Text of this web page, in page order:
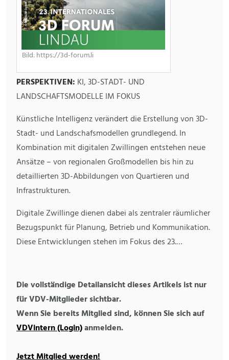
Bild: https://3d-forum.li
PERSPEKTIVEN: KI, 3D-STADT- UND
LANDSCHAFTSMODELLE IM FOKUS
Künstliche Intelligenz verändert die Erstellung von 3D-
Stadt- und Landschafsmodellen grundlegend. In
Kombination mit digitalen Zwillingen entstehen neue
Ansätze – von regionalen Großmodellen bis hin zu
detaillierten 3D-Abbildungen von Quartieren und
Infrastrukturen.
Digitale Zwillinge dienen dabei als zentraler räumlicher
Bezugspunkt für Planung, Betrieb und Kommunikation.
Diese Entwicklungen stehen im Fokus des 23.…
Die vollständige Detailansicht dieses Artikels ist nur
für VDV-Mitglieder sichtbar.
Wenn Sie bereits Mitglied sind, können Sie sich auf
VDVintern (Login)anmelden.
Jetzt Mitglied werden!